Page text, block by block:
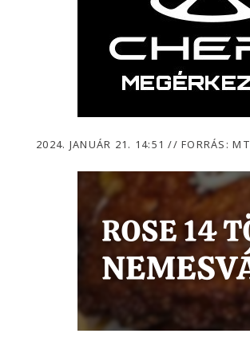
2024. JANUÁR 21. 14:51// FORRÁS: